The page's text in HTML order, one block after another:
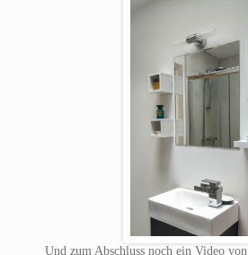
Und zum Abschluss noch ein Video